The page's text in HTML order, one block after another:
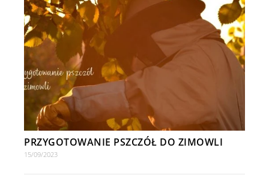
PRZYGOTOWANIE PSZCZÓŁ DO ZIMOWLI
15/09/2023